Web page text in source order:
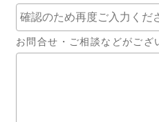
お問合せ・ご相談などがござ